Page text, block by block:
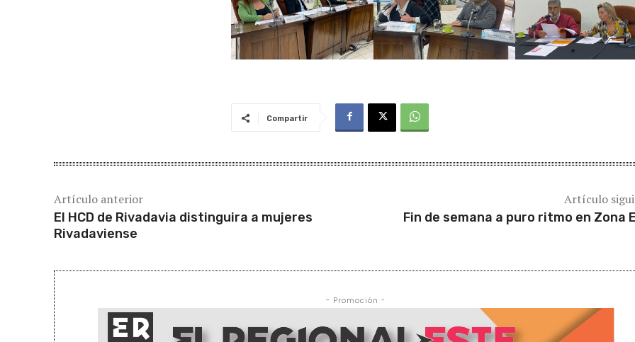
Compartir
Artículo anterior
El HCD de Rivadavia distinguira a mujeres
Rivadaviense
Artículo
Fin de semana a puro ritmo en Zona
- Promoción -